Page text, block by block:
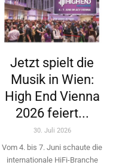
Jetzt spielt die
Musik in Wien:
High End Vienna
2026 feiert...
30. Juli 2026
Vom 4. bis 7. Juni schaute die
internationale HiFi-Branche